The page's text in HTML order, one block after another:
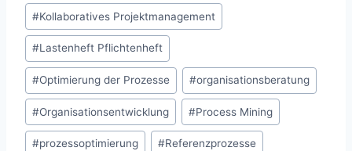
#Kollaboratives Projektmanagement
#Lastenheft Pflichtenheft
#Optimierung der Prozesse #organisationsberatung
#Organisationsentwicklung #Process Mining
#prozessoptimierung #Referenzprozesse